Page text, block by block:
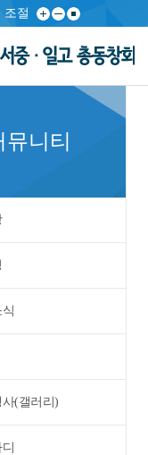
조절
뮤니티
(갤러리)